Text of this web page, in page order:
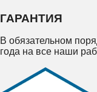
ГАРАНТИЯ
В обязательном
года на все наши